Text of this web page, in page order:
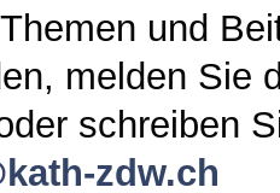
und
melden Sie
schreiben
zdw.ch